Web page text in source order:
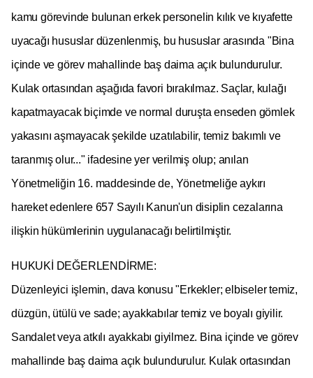
kamu görevinde bulunan erkek personelin kılık ve kıyafette
uyacağı hususlar düzenlenmiş, bu hususlar arasında "Bina
içinde ve görev mahallinde baş daima açık bulundurulur.
Kulak ortasından aşağıda favori bırakılmaz. Saçlar, kulağı
kapatmayacak biçimde ve normal duruşta enseden gömlek
yakasını aşmayacak şekilde uzatılabilir, temiz bakımlı ve
taranmış olur..." ifadesine yer verilmiş olup; anılan
Yönetmeliğin 16. maddesinde de, Yönetmeliğe aykırı
hareket edenlere 657 Sayılı Kanun'un disiplin cezalarına
ilişkin hükümlerinin uygulanacağı belirtilmiştir.
HUKUKİ DEĞERLENDİRME:
Düzenleyici işlemin, dava konusu "Erkekler; elbiseler temiz,
düzgün, ütülü ve sade; ayakkabılar temiz ve boyalı giyilir.
Sandalet veya atkılı ayakkabı giyilmez. Bina içinde ve görev
mahallinde baş daima açık bulundurulur. Kulak ortasından